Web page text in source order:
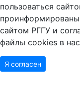
пользоваться
сайтом РГГУ и
файлы cookies в
Я согласен